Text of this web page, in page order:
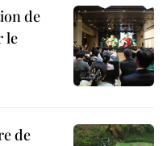
de
le
de